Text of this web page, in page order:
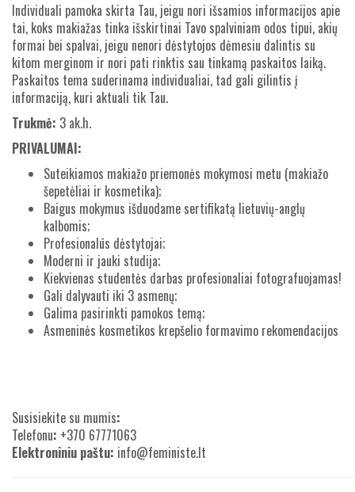
Individuali pamoka skirta Tau, jeigu nori išsamios informacijos apie
tai, koks makiažas tinka išskirtinai Tavo spalviniam odos tipui, akių
formai bei spalvai, jeigu nenori dėstytojos dėmesiu dalintis su
kitom merginom ir nori pati rinktis sau tinkamą paskaitos laiką.
Paskaitos tema suderinama individualiai, tad gali gilintis į
informaciją, kuri aktuali tik Tau.
Trukmė: 3 ak.h.
PRIVALUMAI:
Suteikiamos makiažo priemonės mokymosi metu (makiažo
šepetėliai ir kosmetika);
Baigus mokymus išduodame sertifikatą lietuvių-anglų
kalbomis;
Profesionalūs dėstytojai;
Moderni ir jauki studija;
Kiekvienas studentės darbas profesionaliai fotografuojamas!
Gali dalyvauti iki 3 asmenų;
Galima pasirinkti pamokos temą;
Asmeninės kosmetikos krepšelio formavimo rekomendacijos
Susisiekite su mumis:
Telefonu: +370 67771063
Elektroniniu paštu: info@feministe.lt